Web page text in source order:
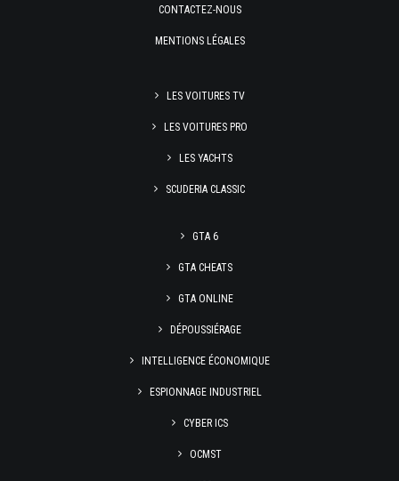
CONTACTEZ-NOUS
MENTIONS LÉGALES
LES VOITURES TV
LES VOITURES PRO
LES YACHTS
SCUDERIA CLASSIC
GTA 6
GTA CHEATS
GTA ONLINE
DÉPOUSSIÉRAGE
INTELLIGENCE ÉCONOMIQUE
ESPIONNAGE INDUSTRIEL
CYBER ICS
OCMST